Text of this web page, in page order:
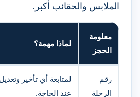
الملابس والحقائب أكبر.
معلومة
الحجز
لماذا مهمة؟
رقم
الرحلة
لمتابعة أي تأخير
عند الحاجة.